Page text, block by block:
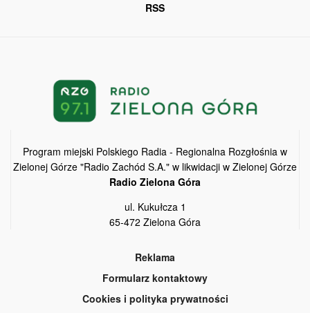
RSS
Program miejski Polskiego Radia - Regionalna Rozgłośnia w
Zielonej Górze "Radio Zachód S.A." w likwidacji w Zielonej Górze
Radio Zielona Góra
ul. Kukułcza 1
65-472 Zielona Góra
Reklama
Formularz kontaktowy
Cookies i polityka prywatności